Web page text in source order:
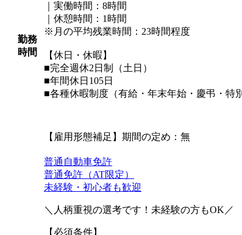
勤務
時間
｜実働時間：8時間
｜休憩時間：1時間
※月の平均残業時間：23時間程度
【休日・休暇】
■完全週休2日制（土日）
■年間休日105日
■各種休暇制度（有給・年末年始・慶弔・特
【雇用形態補足】期間の定め：無
普通自動車免許
普通免許（AT限定）
未経験・初心者も歓迎
＼人柄重視の選考です！未経験の方もOK／
【必須条件】